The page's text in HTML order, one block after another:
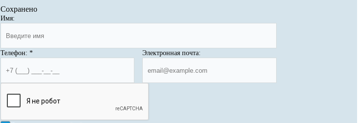
Сохранено
Имя:
Телефон: * Электронная почта: